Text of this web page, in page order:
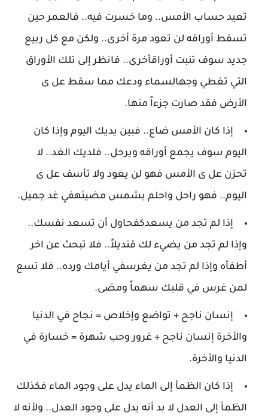
تعيد حساب الأمس.. وما خسرت فيه.. فالعمر حين
تسقط أوراقه لن تعود مرة أخرى.. ولكن مع كل ربيع
جديد سوف تنبت أوراقأخرى.. فانظر إلى تلك الأوراق
التي تغطي وجهالسماء ودعك مما سقط عل ى
الأرض فقد صارت جزءاً منها.
إذا كان الأمس ضاع.. فبين يديك اليوم وإذا كان
اليوم سوف يجمع أوراقه ويرحل.. فلديك الغد.. لا
تحزن عل ى الأمس فهو لن يعود ولا تأسف عل ى
اليوم.. فهو راحل واحلم بشمس مضيئهفي غد جميل.
إذا لم تجد من يسعدكفحاول أن تسعد نفسك..
وإذا لم تجد من يضيء لك قنديلاً.. فلا تبحث عن اخر
أطفأه وإذا لم تجد من يغرسفي أيامك ورده.. فلا تسع
لمن غرس في قلبك سهماً ومضى.
إنسان ناجح + تواضع وإخلاص = نجاح في الدنيا
والأخرة إنسان ناجح + غرور وحب شهرة = خسارة في
الدنيا والأخرة.
إذا كان الظمأ إلى الماء يدل على وجود الماء فكذلك
الظمأ إلى العدل لا بد أنه يدل على وجود العدل.. ولأنه لا